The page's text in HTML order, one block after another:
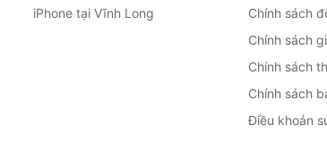
iPhone tại Vĩnh Long
Chính sách
Chính sách
Chính sách
Chính sách
Điều khoản